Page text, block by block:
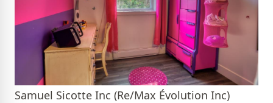
Samuel Sicotte Inc (Re/Max Évolution Inc)